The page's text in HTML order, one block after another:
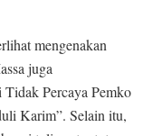
mengenakan
juga
Percaya Pemko
Karim”. Selain itu,